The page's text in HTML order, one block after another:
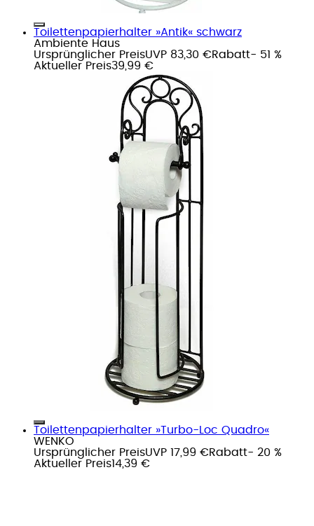
Toilettenpapierhalter »Antik« schwarz
Ambiente Haus
Ursprünglicher PreisUVP 83,30 €Rabatt- 51 %
Aktueller Preis39,99 €
Toilettenpapierhalter »Turbo-Loc Quadro«
WENKO
Ursprünglicher PreisUVP 17,99 €Rabatt- 20 %
Aktueller Preis14,39 €